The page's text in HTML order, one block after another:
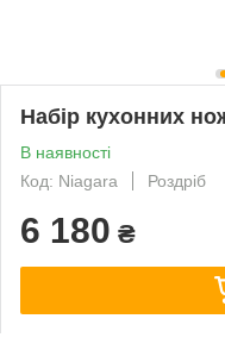
Набір кухонних
В наявності
Код: Niagara
Роздріб
6 180 ₴